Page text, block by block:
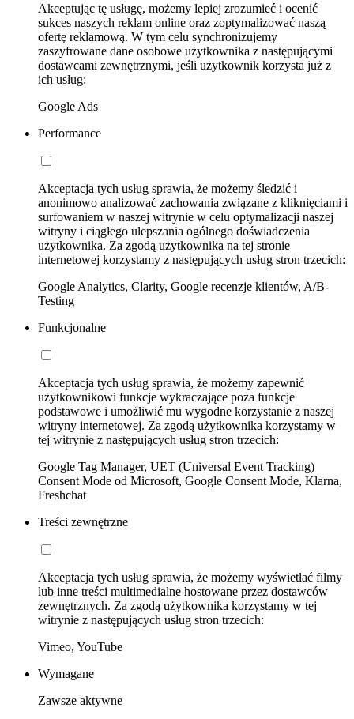
Akceptując tę usługę, możemy lepiej zrozumieć i ocenić
sukces naszych reklam online oraz zoptymalizować naszą
ofertę reklamową. W tym celu synchronizujemy
zaszyfrowane dane osobowe użytkownika z następującymi
dostawcami zewnętrznymi, jeśli użytkownik korzysta już z
ich usług:
Google Ads
Performance
Akceptacja tych usług sprawia, że możemy śledzić i
anonimowo analizować zachowania związane z kliknięciami i
surfowaniem w naszej witrynie w celu optymalizacji naszej
witryny i ciągłego ulepszania ogólnego doświadczenia
użytkownika. Za zgodą użytkownika na tej stronie
internetowej korzystamy z następujących usług stron trzecich:
Google Analytics, Clarity, Google recenzje klientów, A/B-
Testing
Funkcjonalne
Akceptacja tych usług sprawia, że możemy zapewnić
użytkownikowi funkcje wykraczające poza funkcje
podstawowe i umożliwić mu wygodne korzystanie z naszej
witryny internetowej. Za zgodą użytkownika korzystamy w
tej witrynie z następujących usług stron trzecich:
Google Tag Manager, UET (Universal Event Tracking)
Consent Mode od Microsoft, Google Consent Mode, Klarna,
Freshchat
Treści zewnętrzne
Akceptacja tych usług sprawia, że możemy wyświetlać filmy
lub inne treści multimedialne hostowane przez dostawców
zewnętrznych. Za zgodą użytkownika korzystamy w tej
witrynie z następujących usług stron trzecich:
Vimeo, YouTube
Wymagane
Zawsze aktywne